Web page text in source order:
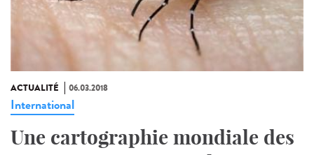
ACTUALITÉ 06.03.2018
International
Une cartographie mondiale des